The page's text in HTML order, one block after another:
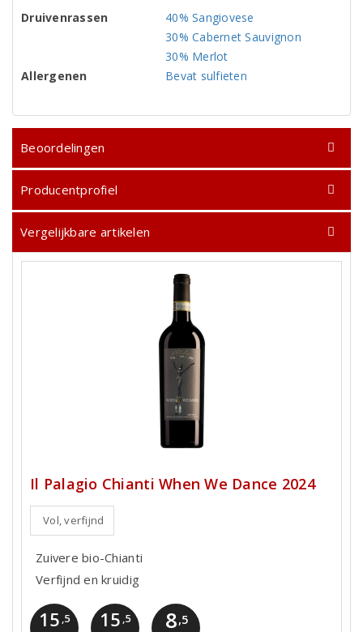
Druivenrassen
40% Sangiovese
30% Cabernet Sauvignon
30% Merlot
Allergenen
Bevat sulfieten
Beoordelingen
Producentprofiel
Vergelijkbare artikelen
Il Palagio Chianti When We Dance 2024
Vol, verfijnd
Zuivere bio-Chianti
Verfijnd en kruidig
15 ,5 15 ,5 8,5